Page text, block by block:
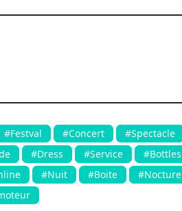
#Festval #Concert #Spectacle
#Dress #Service #Bottles
#Nuit #Boite #Nocture